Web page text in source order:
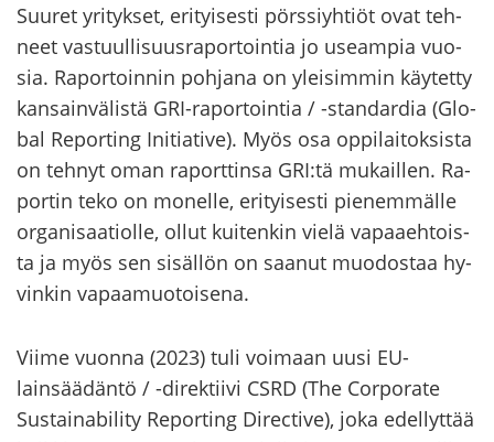
Suu­ret yri­tyk­set, eri­tyi­ses­ti pörs­siyh­tiöt ovat teh­
neet vas­tuul­li­suus­ra­por­toin­tia jo useam­pia vuo­
sia. Ra­por­toin­nin poh­ja­na on ylei­sim­min käy­tet­ty
kan­sain­vä­lis­tä GRI-​raportointia / -​standardia (Glo­
bal Re­por­ting Ini­tia­ti­ve). Myös osa op­pi­lai­tok­sis­ta
on teh­nyt oman ra­port­tin­sa GRI:tä mu­kail­len. Ra­
por­tin teko on mo­nel­le, eri­tyi­ses­ti pie­nem­mäl­le
or­ga­ni­saa­tiol­le, ollut kui­ten­kin vielä va­paa­eh­tois­
ta ja myös sen si­säl­lön on saa­nut muo­dos­taa hy­
vin­kin va­paa­muo­toi­se­na.
Viime vuon­na (2023) tuli voi­maan uusi EU-​
lainsäädäntö / -​direktiivi CSRD (The Cor­po­ra­te
Sus­tai­na­bi­li­ty Re­por­ting Di­rec­ti­ve), joka edel­lyt­tää